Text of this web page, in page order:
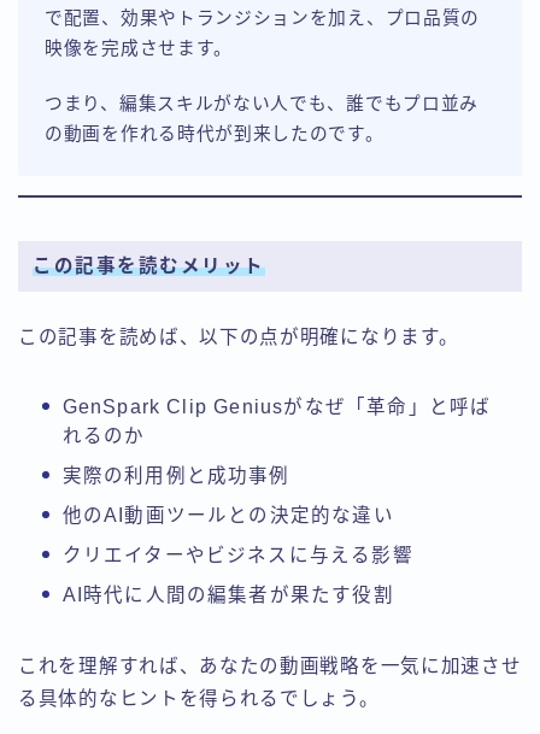
で配置、効果やトランジションを加え、プロ品質の
映像を完成させます。
つまり、編集スキルがない人でも、誰でもプロ並み
の動画を作れる時代が到来したのです。
この記事を読むメリット
この記事を読めば、以下の点が明確になります。
GenSpark Clip Geniusがなぜ「革命」と呼ば
れるのか
実際の利用例と成功事例
他のAI動画ツールとの決定的な違い
クリエイターやビジネスに与える影響
AI時代に人間の編集者が果たす役割
これを理解すれば、あなたの動画戦略を一気に加速させ
る具体的なヒントを得られるでしょう。